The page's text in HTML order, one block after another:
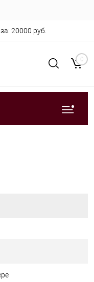
20000 руб.
0